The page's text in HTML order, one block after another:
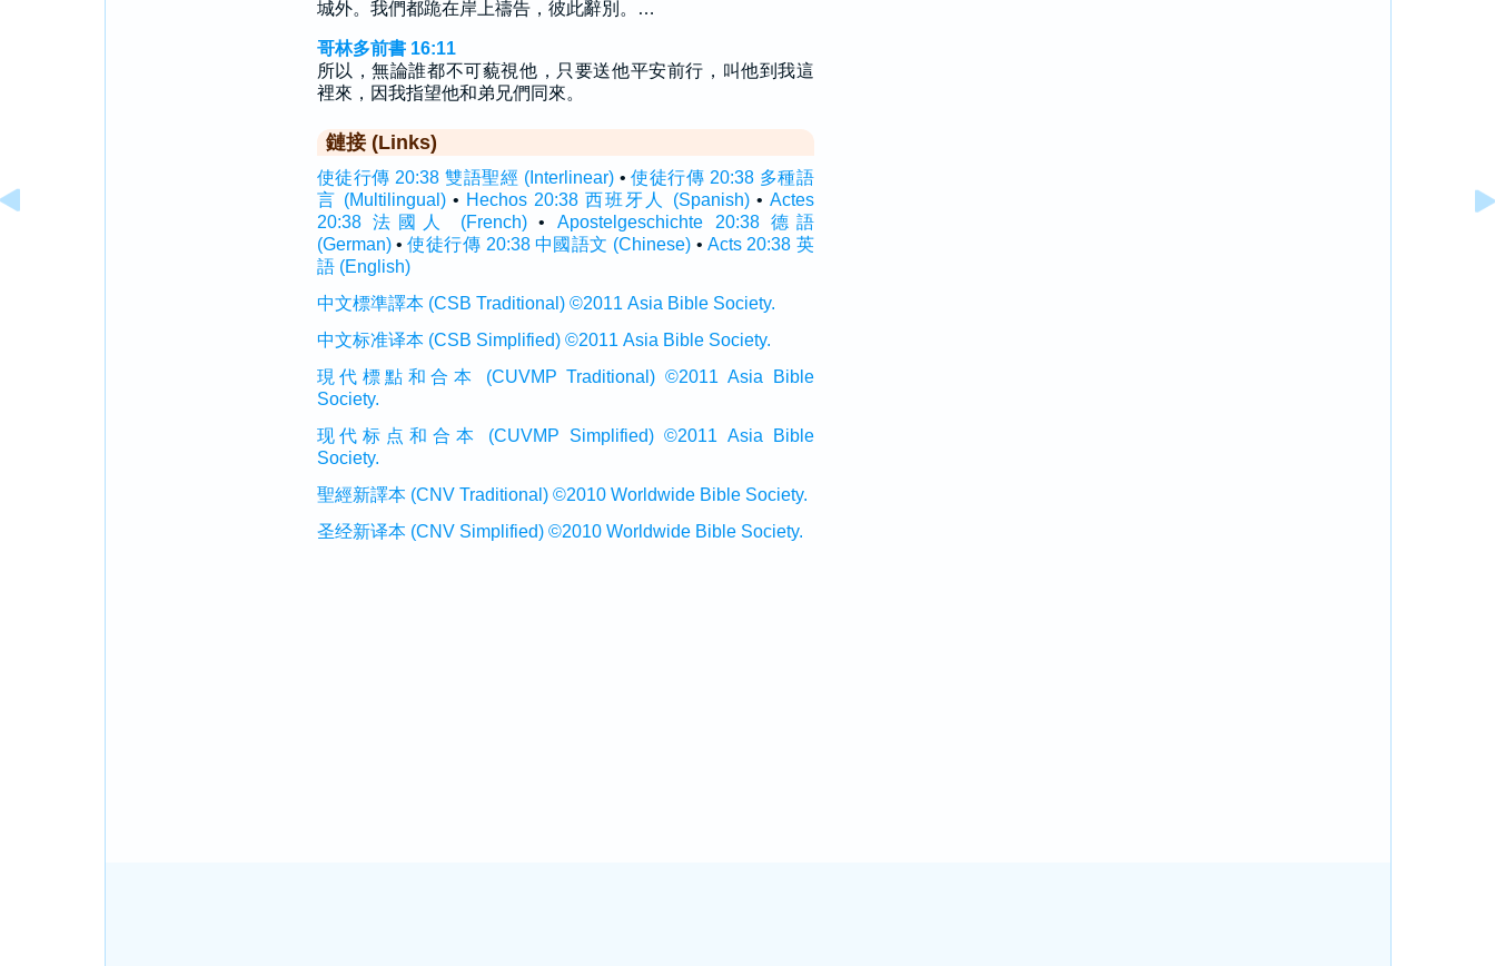
城外。我們都跪在岸上禱告，彼此辭別。…
哥林多前書 16:11
所以，無論誰都不可藐視他，只要送他平安前行，叫他到我這
裡來，因我指望他和弟兄們同來。
鏈接 (Links)
使徒行傳 20:38 雙語聖經 (Interlinear) •使徒行傳 20:38 多種語
言 (Multilingual)• Hechos 20:38 西班牙人 (Spanish)• Actes
20:38 法國人 (French)• Apostelgeschichte 20:38 德語
(German)•使徒行傳 20:38 中國語文 (Chinese) •Acts 20:38 英
語 (English)
中文標準譯本 (CSB Traditional) ©2011 Asia Bible Society.
中文标准译本 (CSB Simplified) ©2011 Asia Bible Society.
現代標點和合本 (CUVMP Traditional) ©2011 Asia Bible
Society.
现代标点和合本 (CUVMP Simplified) ©2011 Asia Bible
Society.
聖經新譯本 (CNV Traditional) ©2010 Worldwide Bible Society.
圣经新译本 (CNV Simplified) ©2010 Worldwide Bible Society.